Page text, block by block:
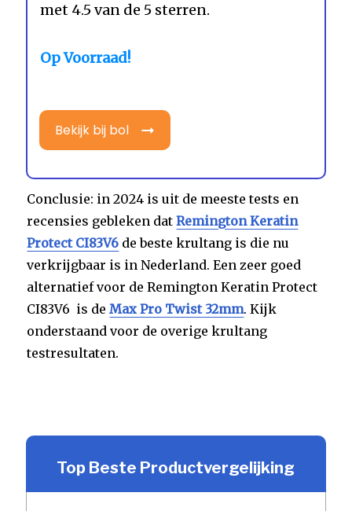
met 4.5 van de 5 sterren.
Op Voorraad!
Bekijk bij bol
Conclusie: in 2024 is uit de meeste tests en
recensies gebleken datRemington Keratin
Protect CI83V6 de beste krultang is die nu
verkrijgbaar is in Nederland. Een zeer goed
alternatief voor de Remington Keratin Protect
CI83V6 is deMax Pro Twist 32mm. Kijk
onderstaand voor de overige krultang
testresultaten.
Top Beste Productvergelijking